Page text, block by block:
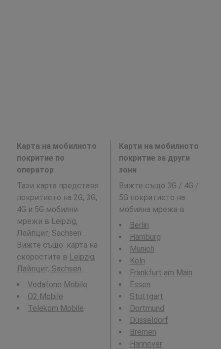
Карта на мобилното
покритие по
оператор
Тази карта представя
покритието на 2G, 3G,
4G и 5G мобилни
мрежи в Leipzig,
Лайпциг, Sachsen .
Вижте също: карта на
скоростите в Leipzig,
Лайпциг, Sachsen
Vodafone Mobile
O2 Mobile
Telekom Mobile
Карти на мобилното
покритие за други
зони
Вижте също 3G / 4G /
5G покритието на
мобилна мрежа в :
Berlin
Hamburg
Munich
Köln
Frankfurt am Main
Essen
Stuttgart
Dortmund
Düsseldorf
Bremen
Hannover